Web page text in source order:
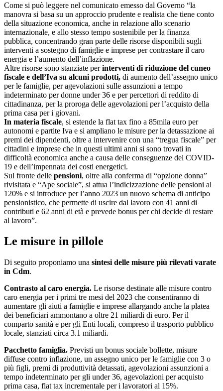
Come si può leggere nel comunicato emesso dal Governo “la
manovra si basa su un approccio prudente e realista che tiene conto
della situazione economica, anche in relazione allo scenario
internazionale, e allo stesso tempo sostenibile per la finanza
pubblica, concentrando gran parte delle risorse disponibili sugli
interventi a sostegno di famiglie e imprese per contrastare il caro
energia e l’aumento dell’inflazione.
Altre risorse sono stanziate perinterventi di riduzione del cuneo
fiscale e dell’Iva su alcuni prodotti, di aumento dell’assegno unico
per le famiglie, per agevolazioni sulle assunzioni a tempo
indeterminato per donne under 36 e per percettori di reddito di
cittadinanza, per la proroga delle agevolazioni per l’acquisto della
prima casa per i giovani.
In materia fiscale, si estende la flat tax fino a 85mila euro per
autonomi e partite Iva e si ampliano le misure per la detassazione ai
premi dei dipendenti, oltre a intervenire con una “tregua fiscale” per
cittadini e imprese che in questi ultimi anni si sono trovati in
difficoltà economica anche a causa delle conseguenze del COVID-
19 e dell’impennata dei costi energetici.
Sul fronte delle pensioni, oltre alla conferma di “opzione donna”
rivisitata e “Ape sociale”, si attua l’indicizzazione delle pensioni al
120% e si introduce per l’anno 2023 un nuovo schema di anticipo
pensionistico, che permette di uscire dal lavoro con 41 anni di
contributi e 62 anni di età e prevede bonus per chi decide di restare
al lavoro”.
Le misure in pillole
Di seguito proponiamo una sintesi delle misure più rilevati varate
in Cdm.
Contrasto al caro energia. Le risorse destinate alle misure contro
caro energia per i primi tre mesi del 2023 che consentiranno di
aumentare gli aiuti a famiglie e imprese allargando anche la platea
dei beneficiari ammontano a oltre 21 miliardi di euro. Per il
comparto sanità e per gli Enti locali, compreso il trasporto pubblico
locale, stanziati circa 3.1 miliardi.
Pacchetto famiglia. Previsti un bonus sociale bollette, misure
diffuse contro inflazione, un assegno unico per le famiglie con 3 o
più figli, premi di produttività detassati, agevolazioni assunzioni a
tempo indeterminato per gli under 36, agevolazioni per acquisto
prima casa, flat tax incrementale per i lavoratori al 15%.